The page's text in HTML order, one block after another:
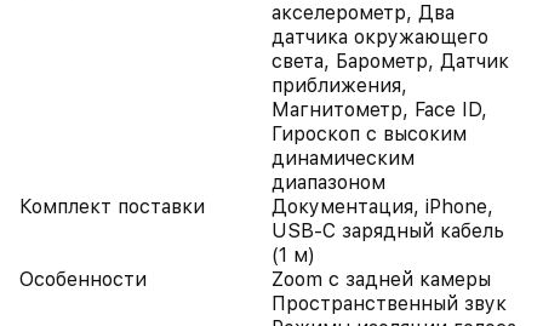
акселерометр, Два
датчика окружающего
света, Барометр, Датчик
приближения,
Магнитометр, Face ID,
Гироскоп с высоким
динамическим
диапазоном
Комплект поставки
Документация, iPhone,
USB-C зарядный кабель
(1 м)
Особенности
Zoom с задней камеры
Пространственный звук